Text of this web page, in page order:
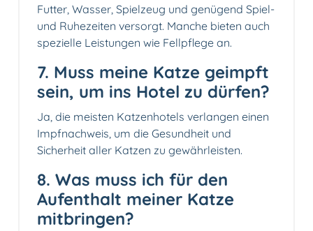
Futter, Wasser, Spielzeug und genügend Spiel-
und Ruhezeiten versorgt. Manche bieten auch
spezielle Leistungen wie Fellpflege an.
7. Muss meine Katze geimpft
sein, um ins Hotel zu dürfen?
Ja, die meisten Katzenhotels verlangen einen
Impfnachweis, um die Gesundheit und
Sicherheit aller Katzen zu gewährleisten.
8. Was muss ich für den
Aufenthalt meiner Katze
mitbringen?